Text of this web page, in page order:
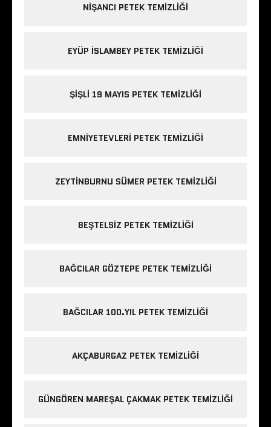
NIŞANCI PETEK TEMIZLIĞI
EYÜP ISLAMBEY PETEK TEMIZLIĞI
ŞIŞLI 19 MAYIS PETEK TEMIZLIĞI
EMNIYETEVLERI PETEK TEMIZLIĞI
ZEYTINBURNU SÜMER PETEK TEMIZLIĞI
BEŞTELSIZ PETEK TEMIZLIĞI
BAĞCILAR GÖZTEPE PETEK TEMIZLIĞI
BAĞCILAR 100.YIL PETEK TEMIZLIĞI
AKÇABURGAZ PETEK TEMIZLIĞI
GÜNGÖREN MAREŞAL ÇAKMAK PETEK TEMIZLIĞI